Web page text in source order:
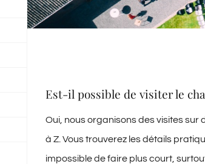
Est-il possible de visiter le
Oui, nous organisons des visites sur
à Z. Vous trouverez les détails
impossible de faire plus court,